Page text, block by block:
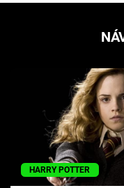
HARRY POTTER